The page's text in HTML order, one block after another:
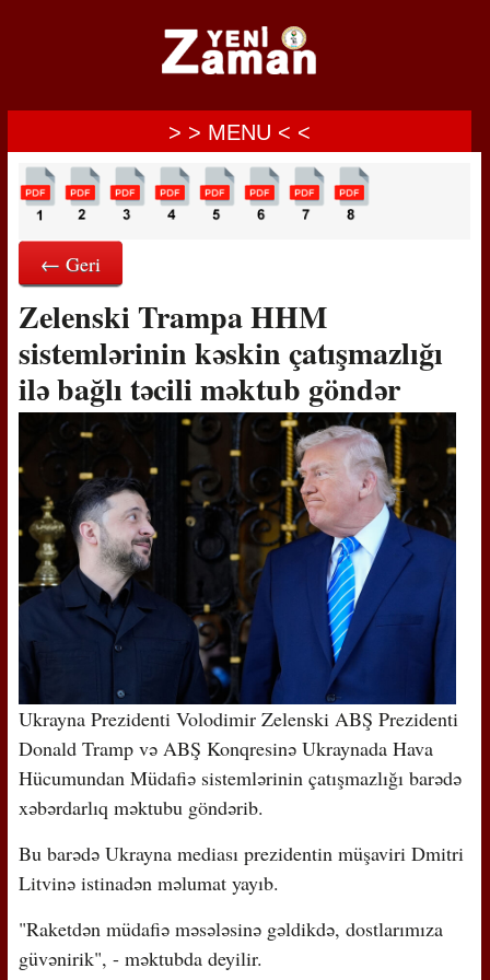
> > MENU < <
← Geri
Zelenski Trampa HHM
sistemlərinin kəskin çatışmazlığı
ilə bağlı təcili məktub göndər
Ukrayna Prezidenti Volodimir Zelenski ABŞ Prezidenti
Donald Tramp və ABŞ Konqresinə Ukraynada Hava
Hücumundan Müdafiə sistemlərinin çatışmazlığı barədə
xəbərdarlıq məktubu göndərib.
Bu barədə Ukrayna mediası prezidentin müşaviri Dmitri
Litvinə istinadən məlumat yayıb.
"Raketdən müdafiə məsələsinə gəldikdə, dostlarımıza
güvənirik", - məktubda deyilir.